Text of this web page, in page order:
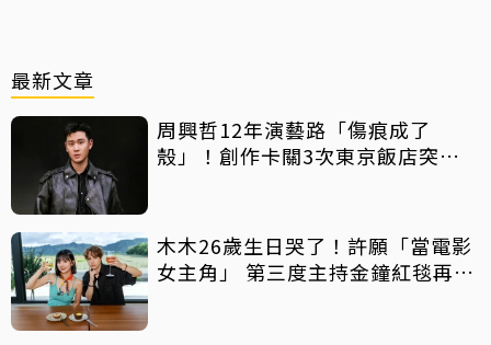
最新文章
周興哲12年演藝路「傷痕成了
殼」！創作卡關3次東京飯店突找
木木26歲生日哭了！許願「當電影
女主角」 第三度主持金鐘紅毯再喊